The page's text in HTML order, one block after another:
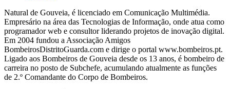
Natural de Gouveia, é licenciado em Comunicação Multimédia.
Empresário na área das Tecnologias de Informação, onde atua como
programador web e consultor liderando projetos de inovação digital.
Em 2004 fundou a Associação Amigos
BombeirosDistritoGuarda.com e dirige o portal www.bombeiros.pt.
Ligado aos Bombeiros de Gouveia desde os 13 anos, é bombeiro de
carreira no posto de Subchefe, acumulando atualmente as funções
de 2.º Comandante do Corpo de Bombeiros.